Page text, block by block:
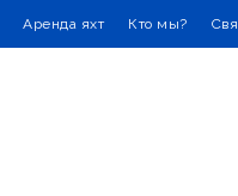
Аренда яхт Кто мы?